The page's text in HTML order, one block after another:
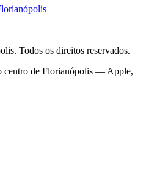
. Todos os direitos reservados.
centro de Florianópolis — Apple,